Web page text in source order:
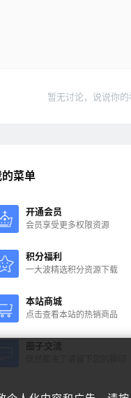
暂无讨论，说说你的
菜单
开通会员
会员享受更多权限资源
积分福利
一大波精选积分资源下载
本站商城
点击查看本站的热销商品
圈子交流